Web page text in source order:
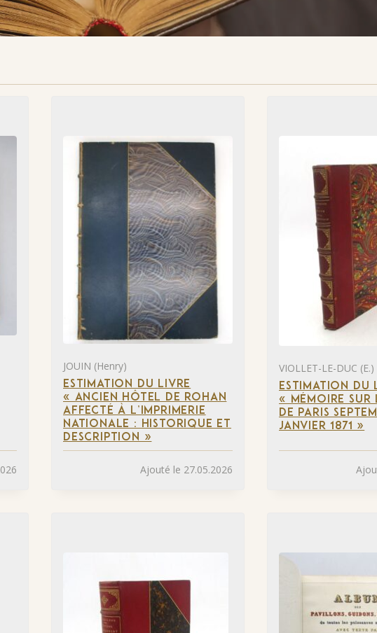
JOUIN (Henry)
ESTIMATION DU LIVRE
« ANCIEN HÔTEL DE ROHAN
AFFECTÉ À L’IMPRIMERIE
NATIONALE : HISTORIQUE ET
DESCRIPTION »
Ajouté le 27.05.2026
VIOLLET-LE-DUC (E.)
ESTIMATION DU
« MÉMOIRE SUR
DE PARIS
JANVIER 1871 »